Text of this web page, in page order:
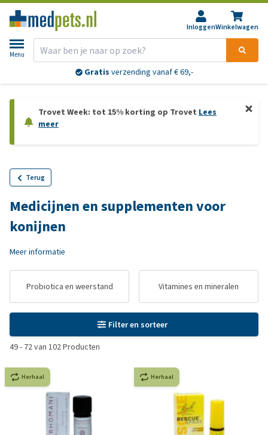
InloggenWinkelwagen
Menu
Gratis verzending vanaf € 69,-
Trovet Week: tot 15% korting op Trovet Lees
meer
Terug
Medicijnen en supplementen voor
konijnen
Meer informatie
Probiotica en weerstand Vitamines en mineralen
Filter en sorteer
49- 72van 102Producten
Herhaal Herhaal